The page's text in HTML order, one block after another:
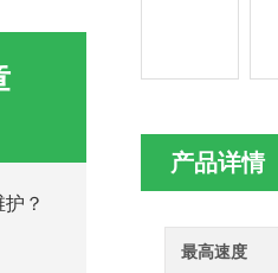
？
产品详情
最高速度